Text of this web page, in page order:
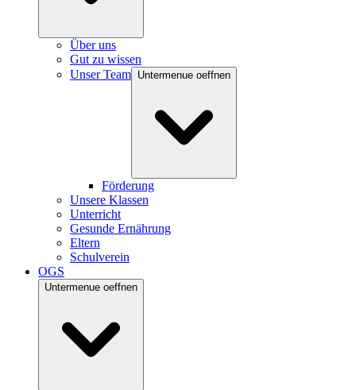
Über uns
Gut zu wissen
Unser Team Untermenue oeffnen
Förderung
Unsere Klassen
Unterricht
Gesunde Ernährung
Eltern
Schulverein
OGS
Untermenue oeffnen